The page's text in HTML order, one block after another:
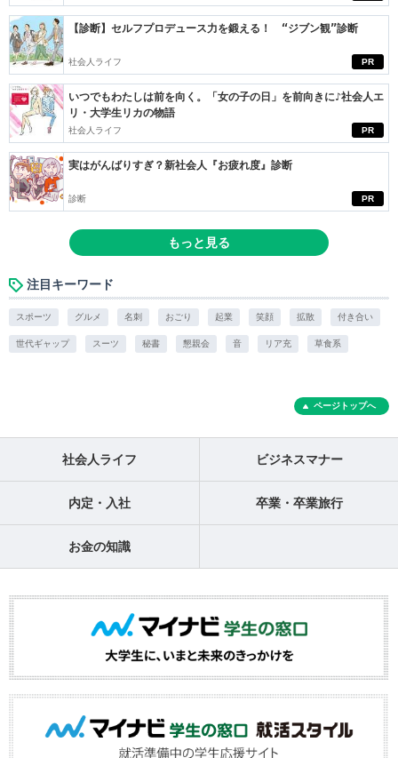
PR
【診断】セルフプロデュース力を鍛える！ “ジブン観”診断
社会人ライフ
PR
いつでもわたしは前を向く。「女の子の日」を前向きに♪社会人エ
リ・大学生リカの物語
社会人ライフ
PR
実はがんばりすぎ？新社会人『お疲れ度』診断
診断
もっと見る
注目キーワード
スポーツ グルメ 名刺 おごり 起業 笑顔 拡散 付き合い
世代ギャップ スーツ 秘書 懇親会 音 リア充 草食系
ページトップへ
社会人ライフ ビジネスマナー
内定・入社 卒業・卒業旅行
お金の知識